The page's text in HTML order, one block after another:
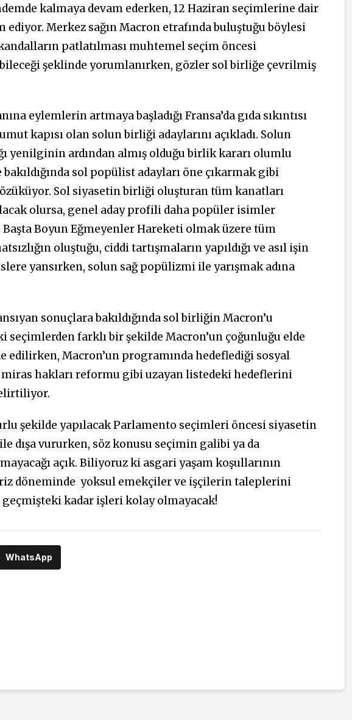
kalmaya devam ederken, 12 Haziran seçimlerine dair
ediyor. Merkez sağın Macron etrafında buluştuğu böylesi
patlatılması muhtemel seçim öncesi
şeklinde yorumlanırken, gözler sol birliğe çevrilmiş
eylemlerin artmaya başladığı Fransa’da gıda sıkıntısı
kapısı olan solun birliği adaylarını açıkladı. Solun
yenilginin ardından almış olduğu birlik kararı olumlu
sol popülist adayları öne çıkarmak gibi
Sol siyasetin birliği oluşturan tüm kanatları
olursa, genel aday profili daha popüler isimler
Boyun Eğmeyenler Hareketi olmak üzere tüm
oluştuğu, ciddi tartışmaların yapıldığı ve asıl işin
yansırken, solun sağ popülizmi ile yarışmak adına
sonuçlara bakıldığında sol birliğin Macron’u
seçimlerden farklı bir şekilde Macron’un çoğunluğu elde
edilirken, Macron’un programında hedeflediği sosyal
miras hakları reformu gibi uzayan listedeki hedeflerini
şekilde yapılacak Parlamento seçimleri öncesi siyasetin
dışa vururken, söz konusu seçimin galibi ya da
açık. Biliyoruz ki asgari yaşam koşullarının
döneminde yoksul emekçiler ve işçilerin taleplerini
kadar işleri kolay olmayacak!
WhatsApp